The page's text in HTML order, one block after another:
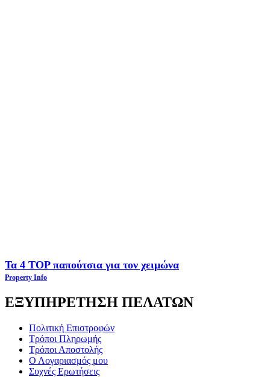
Τα 4 TOP παπούτσια για τον χειμώνα
Property Info
ΕΞΥΠΗΡΕΤΗΣΗ ΠΕΛΑΤΩΝ
Πολιτική Επιστροφών
Τρόποι Πληρωμής
Τρόποι Αποστολής
Ο Λογαριασμός μου
Συχνές Ερωτήσεις